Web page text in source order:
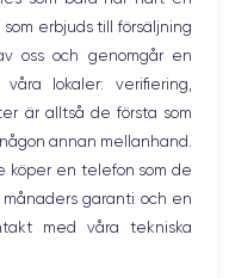
OLED-skärm
på 460 pixlar per
på 2 000
du får skimrande färger och
erbjuds till försäljning
oss och genomgår en
lokaler: verifiering,
är alltså de första som
annan mellanhand.
köper en telefon som de
garanti och en
med våra tekniska